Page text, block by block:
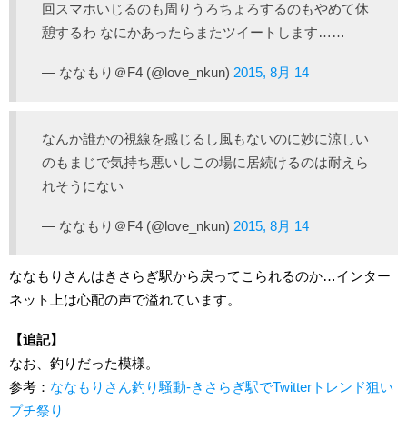
回スマホいじるのも周りうろちょろするのもやめて休
憩するわ なにかあったらまたツイートします……
— ななもり＠F4 (@love_nkun) 2015, 8月 14
なんか誰かの視線を感じるし風もないのに妙に涼しい
のもまじで気持ち悪いしこの場に居続けるのは耐えら
れそうにない
— ななもり＠F4 (@love_nkun) 2015, 8月 14
ななもりさんはきさらぎ駅から戻ってこられるのか…インター
ネット上は心配の声で溢れています。
【追記】
なお、釣りだった模様。
参考： ななもりさん釣り騒動-きさらぎ駅でTwitterトレンド狙い
プチ祭り